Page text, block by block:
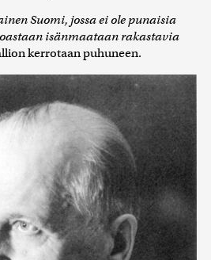
Suomi, jossa ei ole punaisia
isänmaataan rakastavia
kerrotaan puhuneen.